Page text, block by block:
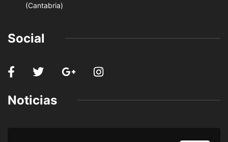
(Cantabria)
Social
Noticias